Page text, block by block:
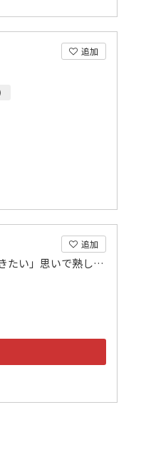
追加
追加
「常に身近に果物（フルーツ）を感じていただきたい」思いで熟した果実を一番の状態で。